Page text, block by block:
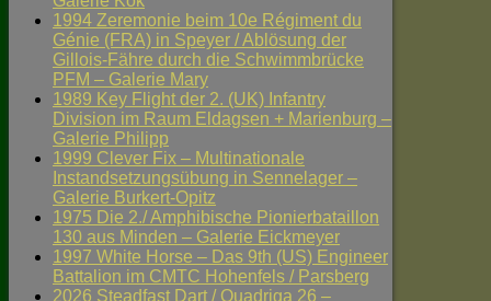
1994 Zeremonie beim 10e Régiment du
Génie (FRA) in Speyer / Ablösung der
Gillois-Fähre durch die Schwimmbrücke
PFM – Galerie Mary
1989 Key Flight der 2. (UK) Infantry
Division im Raum Eldagsen + Marienburg –
Galerie Philipp
1999 Clever Fix – Multinationale
Instandsetzungsübung in Sennelager –
Galerie Burkert-Opitz
1975 Die 2./ Amphibische Pionierbataillon
130 aus Minden – Galerie Eickmeyer
1997 White Horse – Das 9th (US) Engineer
Battalion im CMTC Hohenfels / Parsberg
2026 Steadfast Dart / Quadriga 26 –